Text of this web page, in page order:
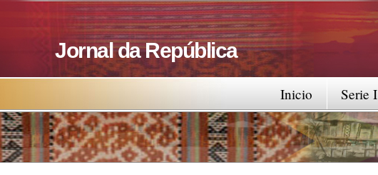
Jornal da República
Serie I
Inicio